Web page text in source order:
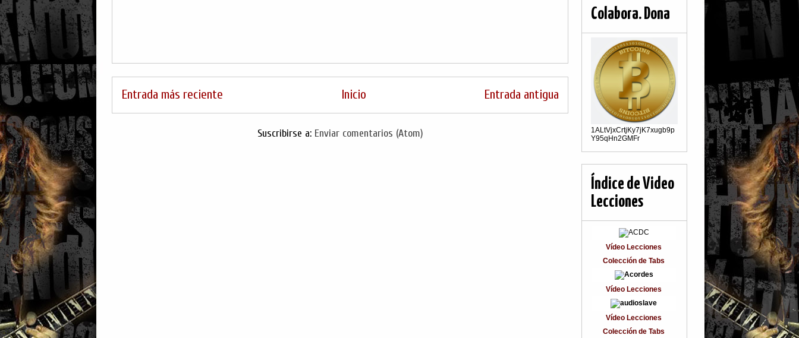
Entrada más reciente Entrada antigua
Inicio
Suscribirse a: Enviar comentarios (Atom)
Colabora. Dona
1ALtVjxCrtjKy7jK7xugb9p
Y95qHn2GMFr
Índice de Video
Lecciones
Vídeo Lecciones
Colección de Tabs
Vídeo Lecciones
Vídeo Lecciones
Colección de Tabs